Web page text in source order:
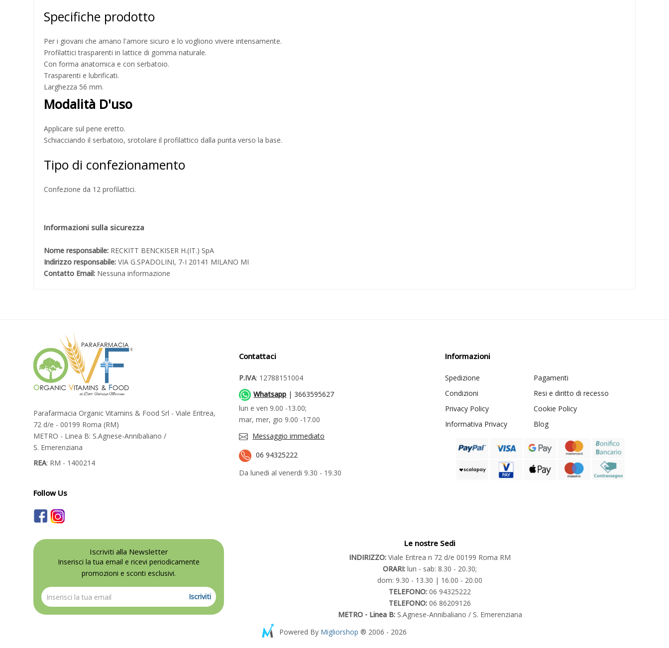
Specifiche prodotto
Per i giovani che amano l'amore sicuro e lo vogliono vivere intensamente.
Profilattici trasparenti in lattice di gomma naturale.
Con forma anatomica e con serbatoio.
Trasparenti e lubrificati.
Larghezza 56 mm.
Modalità D'uso
Applicare sul pene eretto.
Schiacciando il serbatoio, srotolare il profilattico dalla punta verso la base.
Tipo di confezionamento
Confezione da 12 profilattici.
Informazioni sulla sicurezza
Nome responsabile: RECKITT BENCKISER H.(IT.) SpA
Indirizzo responsabile: VIA G.SPADOLINI, 7-I 20141 MILANO MI
Contatto Email: Nessuna informazione
Parafarmacia Organic Vitamins & Food Srl - Viale Eritrea,
72 d/e - 00199 Roma (RM)
METRO - Linea B: S.Agnese-Annibaliano /
S. Emerenziana
REA: RM - 1400214
Contattaci
P.IVA: 12788151004
Whatsapp | 3663595627
lun e ven 9.00 -13.00;
mar, mer, gio 9.00 -17.00
Messaggio immediato
06 94325222
Da lunedi al venerdi 9.30 - 19.30
Informazioni
Spedizione
Pagamenti
Condizioni
Resi e diritto di recesso
Privacy Policy
Cookie Policy
Informativa Privacy
Blog
Follow Us
Iscriviti alla Newsletter
Inserisci la tua email e ricevi periodicamente
promozioni e sconti esclusivi.
Iscriviti
Le nostre Sedi
INDIRIZZO: Viale Eritrea n 72 d/e 00199 Roma RM
ORARI: lun - sab: 8.30 - 20.30;
dom: 9.30 - 13.30 | 16.00 - 20.00
TELEFONO: 06 94325222
TELEFONO: 06 86209126
METRO - Linea B:S.Agnese-Annibaliano / S. Emerenziana
Powered By Migliorshop ® 2006 - 2026